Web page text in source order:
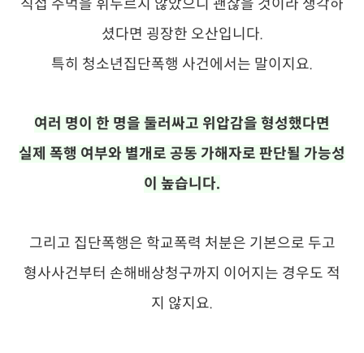
직접 주먹을 휘두르지 않았으니 괜찮을 것이라 생각하
셨다면 굉장한 오산입니다.
특히 청소년집단폭행 사건에서는 말이지요.
여러 명이 한 명을 둘러싸고 위압감을 형성했다면
실제 폭행 여부와 별개로 공동 가해자로 판단될 가능성
이 높습니다.
그리고 집단폭행은 학교폭력 처분은 기본으로 두고
형사사건부터 손해배상청구까지 이어지는 경우도 적
지 않지요.